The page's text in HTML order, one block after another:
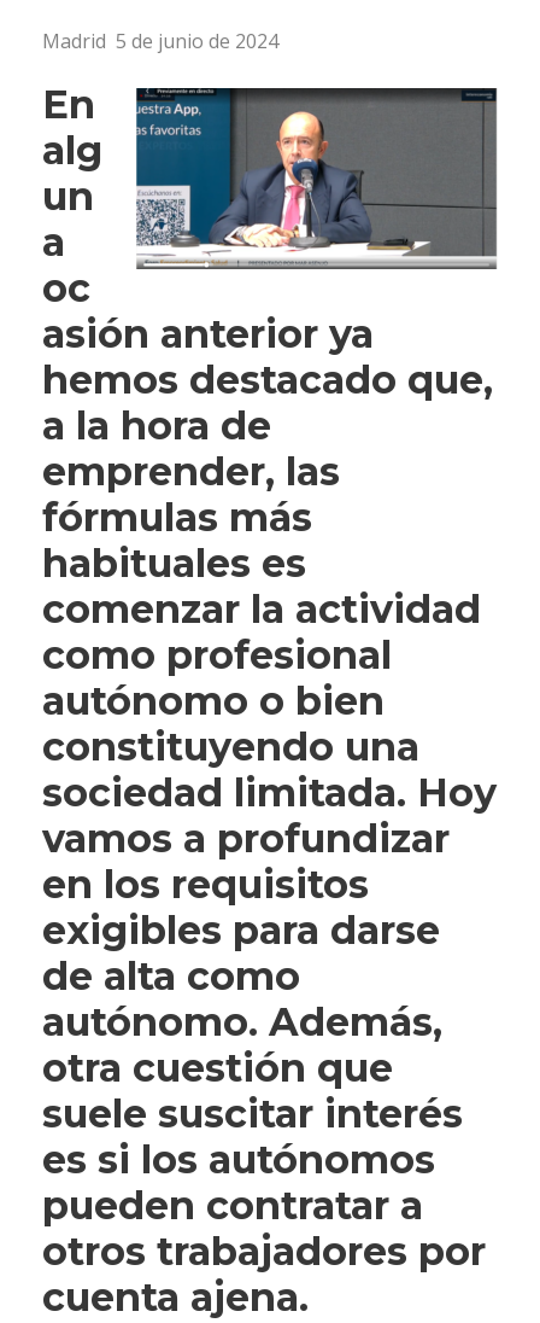
Madrid 5 de junio de 2024
En
alg
un
a
oc
asión anterior ya
hemos destacado que,
a la hora de
emprender, las
fórmulas más
habituales es
comenzar la actividad
como profesional
autónomo o bien
constituyendo una
sociedad limitada. Hoy
vamos a profundizar
en los requisitos
exigibles para darse
de alta como
autónomo. Además,
otra cuestión que
suele suscitar interés
es si los autónomos
pueden contratar a
otros trabajadores por
cuenta ajena.